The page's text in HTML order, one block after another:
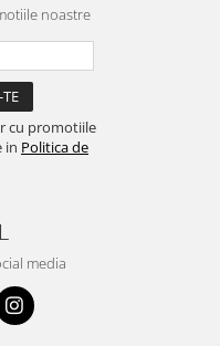
noastre
cu promotiile
in Politica de
media